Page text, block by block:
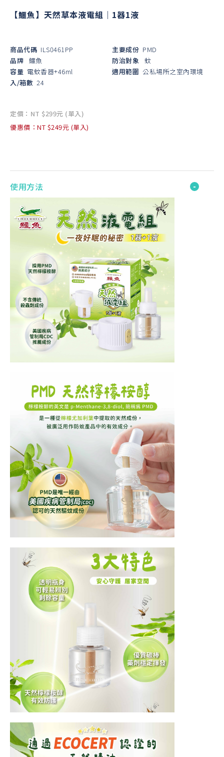
【鱷魚】天然草本液電組｜1器1液
商品代碼 ILS0461PP
品牌 鱷魚
容量 電蚊香器+46ml
入/箱數 24
主要成份 PMD
防治對象 蚊
適用範圍 公私場所之室內環境
定價：NT $299元 (單入)
優惠價：NT $249元 (單入)
使用方法